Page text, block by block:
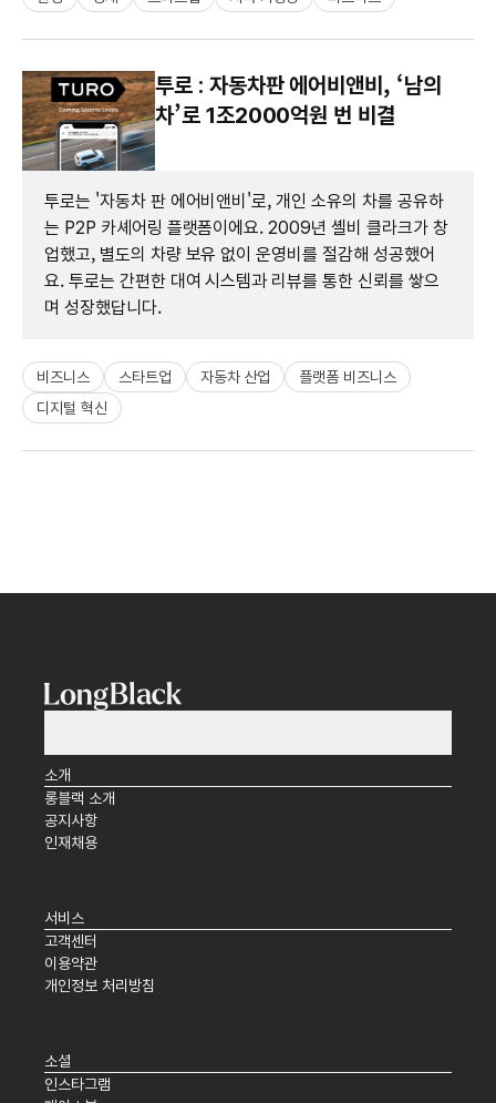
투로 : 자동차판 에어비앤비, ‘남의
차’로 1조2000억원 번 비결
투로는 '자동차 판 에어비앤비'로, 개인 소유의 차를 공유하
는 P2P 카셰어링 플랫폼이에요. 2009년 셸비 클라크가 창
업했고, 별도의 차량 보유 없이 운영비를 절감해 성공했어
요. 투로는 간편한 대여 시스템과 리뷰를 통한 신뢰를 쌓으
며 성장했답니다.
비즈니스 스타트업 자동차 산업
플랫폼 비즈니스
디지털 혁신
소개
롱블랙 소개
공지사항
인재채용
서비스
고객센터
이용약관
개인정보 처리방침
소셜
인스타그램